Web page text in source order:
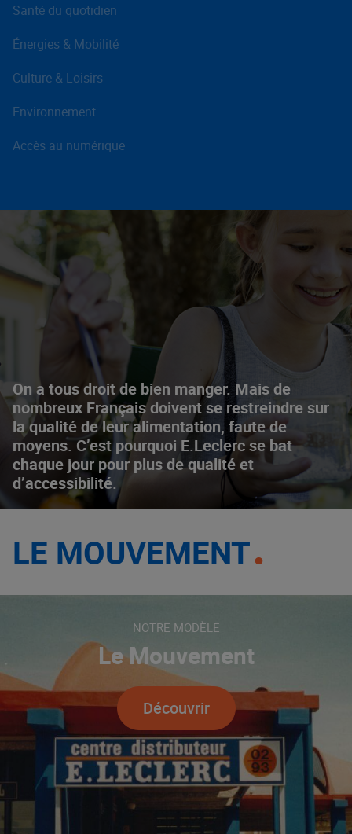
On a tous droit de bien manger. Mais de
nombreux Français doivent se restreindre sur
la qualité de leur alimentation, faute de
moyens. C’est pourquoi E.Leclerc se bat
chaque jour pour plus de qualité et
d’accessibilité.
Santé du quotidien
Énergies & Mobilité
Culture & Loisirs
Environnement
Accès au numérique
LE MOUVEMENT
NOTRE MODÈLE
Le Mouvement
Découvrir